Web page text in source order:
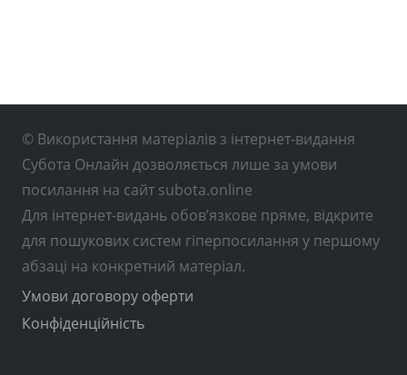
© Використання матеріалів з інтернет-видання
Субота Онлайн дозволяється лише за умови
посилання на сайт subota.online
Для інтернет-видань обов’язкове пряме, відкрите
для пошукових систем гіперпосилання у першому
абзаці на конкретний матеріал.
Умови договору оферти
Конфіденційність